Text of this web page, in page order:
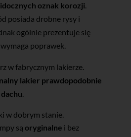
oznak korozji
posiada drobne rysy i
ogólnie prezentuje się
poprawek.
w fabrycznym lakierze.
lakier prawdopodobnie
w dobrym stanie.
są oryginalne i bez